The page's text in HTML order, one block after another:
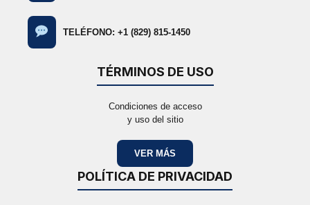
TELÉFONO: +1 (829) 815-1450
TÉRMINOS DE USO
Condiciones de acceso
y uso del sitio
VER MÁS
POLÍTICA DE PRIVACIDAD